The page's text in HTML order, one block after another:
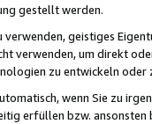
gestellt werden.
geistiges
verwenden, um direkt
zu entwickeln
wenn Sie zu
erfüllen bzw. ansonsten